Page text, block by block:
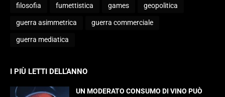
filosofia fumettistica games geopolitica
guerra asimmetrica guerra commerciale
guerra mediatica
I PIÙ LETTI DELL’ANNO
UN MODERATO CONSUMO DI VINO PUÒ